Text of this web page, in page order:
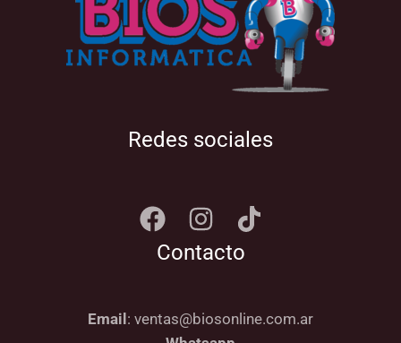
Redes sociales
Contacto
Email : ventas@biosonline.com.ar